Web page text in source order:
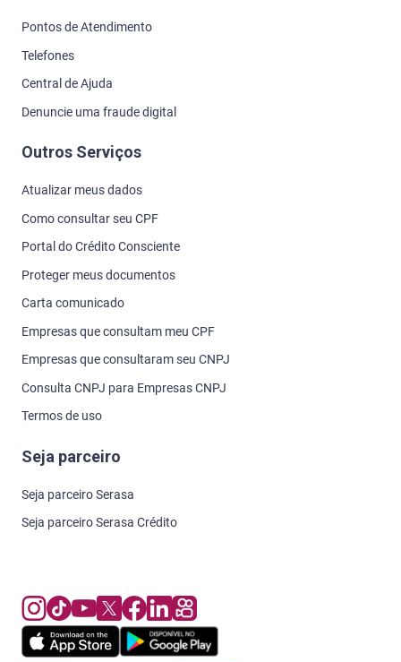
Pontos de Atendimento
Telefones
Central de Ajuda
Denuncie uma fraude digital
Outros Serviços
Atualizar meus dados
Como consultar seu CPF
Portal do Crédito Consciente
Proteger meus documentos
Carta comunicado
Empresas que consultam meu CPF
Empresas que consultaram seu CNPJ
Consulta CNPJ para Empresas CNPJ
Termos de uso
Seja parceiro
Seja parceiro Serasa
Seja parceiro Serasa Crédito